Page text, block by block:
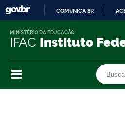
O
COMUNICA BR
IFAC Instituto
MINISTÉRIO DA EDUCAÇÃO